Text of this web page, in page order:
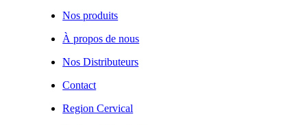
Nos produits
À propos de nous
Nos Distributeurs
Contact
Region Cervical